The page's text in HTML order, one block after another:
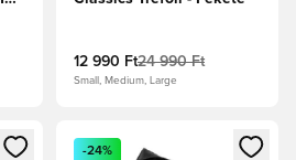
12 990 Ft24 990 Ft
Small, Medium, Large
vagy a tagként
Megnyit egy modált a
-24%